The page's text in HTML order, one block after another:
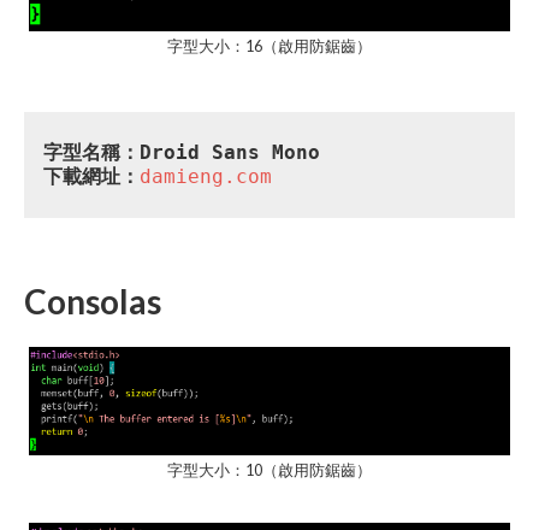
字型大小：16（啟用防鋸齒）
字型名稱：Droid Sans Mono
下載網址： damieng.com
Consolas
字型大小：10（啟用防鋸齒）